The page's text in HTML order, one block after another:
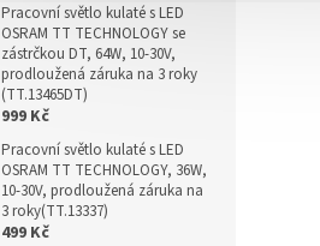
Pracovní světlo kulaté s LED
OSRAM TT TECHNOLOGY se
zástrčkou DT, 64W, 10-30V,
prodloužená záruka na 3 roky
(TT.13465DT)
999 Kč
Pracovní světlo kulaté s LED
OSRAM TT TECHNOLOGY, 36W,
10-30V, prodloužená záruka na
3 roky(TT.13337)
499 Kč